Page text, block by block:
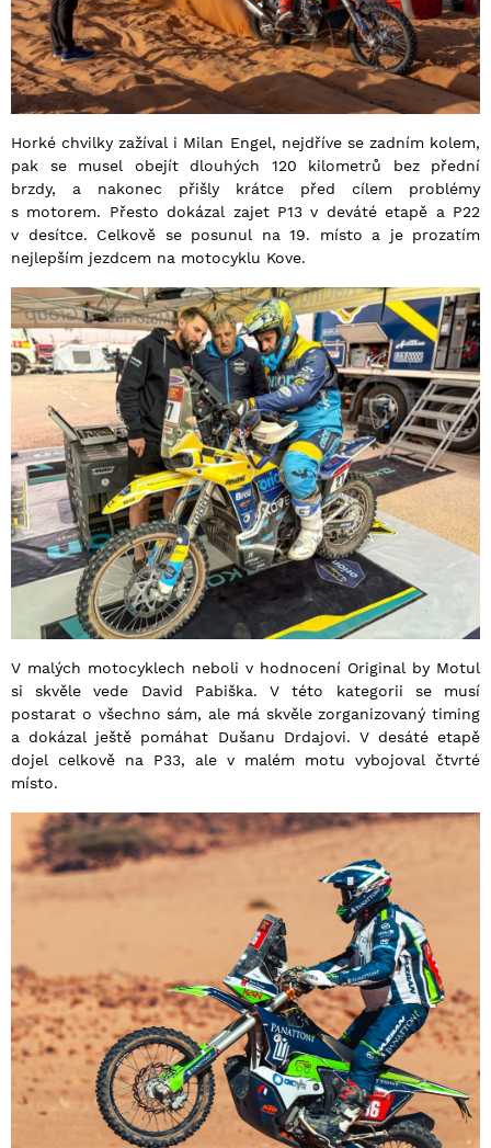
Horké chvilky zažíval i Milan Engel, nejdříve se zadním kolem,
pak se musel obejít dlouhých 120 kilometrů bez přední
brzdy, a nakonec přišly krátce před cílem problémy
s motorem. Přesto dokázal zajet P13 v deváté etapě a P22
v desítce. Celkově se posunul na 19. místo a je prozatím
nejlepším jezdcem na motocyklu Kove.
V malých motocyklech neboli v hodnocení Original by Motul
si skvěle vede David Pabiška. V této kategorii se musí
postarat o všechno sám, ale má skvěle zorganizovaný timing
a dokázal ještě pomáhat Dušanu Drdajovi. V desáté etapě
dojel celkově na P33, ale v malém motu vybojoval čtvrté
místo.